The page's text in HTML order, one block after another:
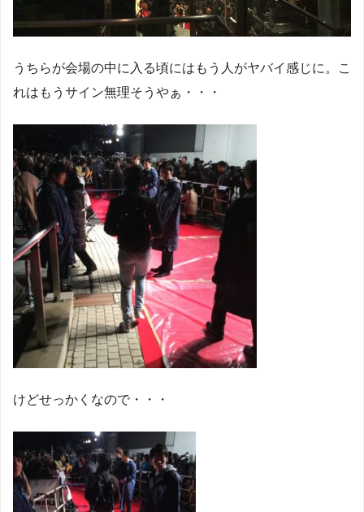
うちらが会場の中に入る頃にはもう人がヤバイ感じに。こ
れはもうサイン無理そうやぁ・・・
けどせっかくなので・・・